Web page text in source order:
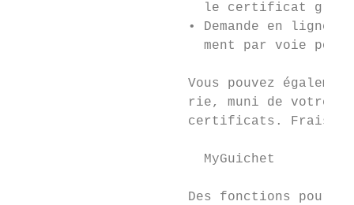
le certificat
• Demande en ligne
ment par voie
Vous pouvez
rie, muni de votre
certificats. Frais :
                        MyGuichet
Des fonctions pour